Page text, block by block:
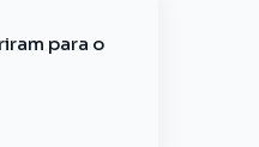
para o